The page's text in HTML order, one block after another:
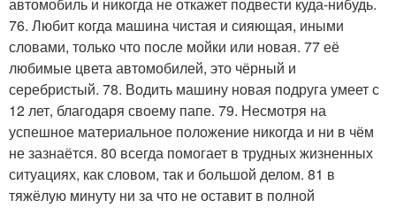
76. Любит когда машина чистая и сияющая, иными
словами, только что после мойки или новая. 77 её
любимые цвета автомобилей, это чёрный и
серебристый. 78. Водить машину новая подруга умеет с
12 лет, благодаря своему папе. 79. Несмотря на
успешное материальное положение никогда и ни в чём
не зазнаётся. 80 всегда помогает в трудных жизненных
ситуациях, как словом, так и большой делом. 81 в
тяжёлую минуту ни за что не оставит в полной